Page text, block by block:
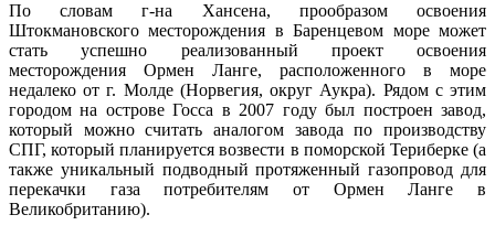
По словам г-на Хансена, прообразом освоения
Штокмановского месторождения в Баренцевом море может
стать успешно реализованный проект освоения
месторождения Ормен Ланге, расположенного в море
недалеко от г. Молде (Норвегия, округ Аукра). Рядом с этим
городом на острове Госса в 2007 году был построен завод,
который можно считать аналогом завода по производству
СПГ, который планируется возвести в поморской Териберке (а
также уникальный подводный протяженный газопровод для
перекачки газа потребителям от Ормен Ланге в
Великобританию).